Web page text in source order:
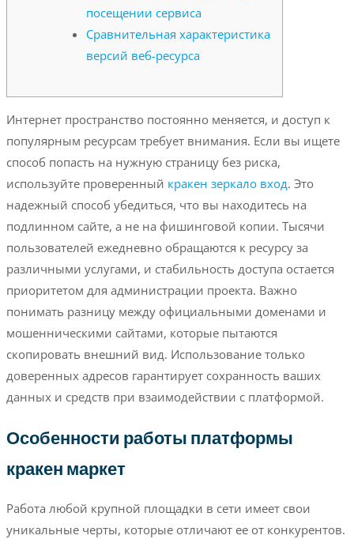
посещении сервиса
Сравнительная характеристика
версий веб-ресурса
Интернет пространство постоянно меняется, и доступ к
популярным ресурсам требует внимания. Если вы ищете
способ попасть на нужную страницу без риска,
используйте проверенный кракен зеркало вход. Это
надежный способ убедиться, что вы находитесь на
подлинном сайте, а не на фишинговой копии. Тысячи
пользователей ежедневно обращаются к ресурсу за
различными услугами, и стабильность доступа остается
приоритетом для администрации проекта. Важно
понимать разницу между официальными доменами и
мошенническими сайтами, которые пытаются
скопировать внешний вид. Использование только
доверенных адресов гарантирует сохранность ваших
данных и средств при взаимодействии с платформой.
Особенности работы платформы
кракен маркет
Работа любой крупной площадки в сети имеет свои
уникальные черты, которые отличают ее от конкурентов.